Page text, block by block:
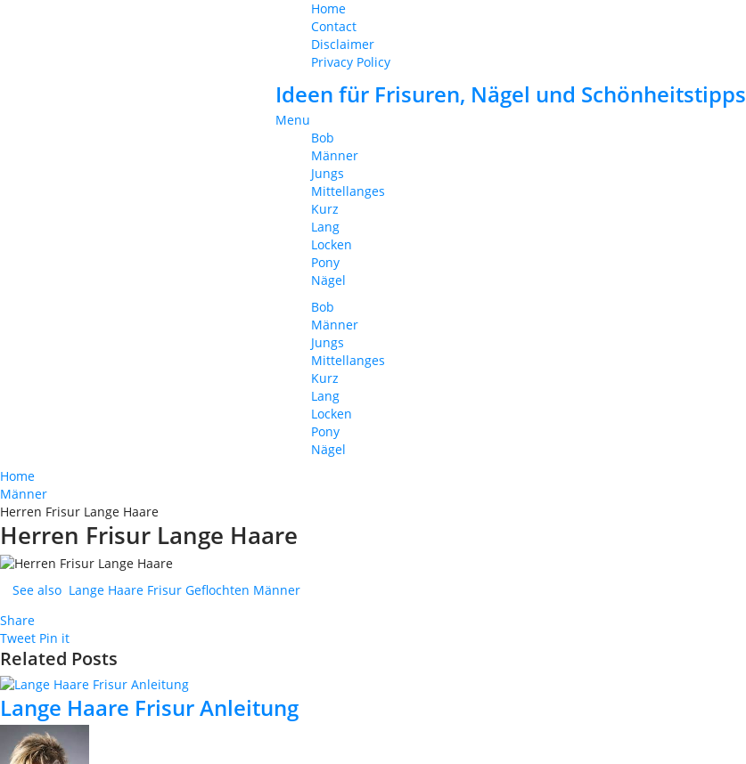
Home
Contact
Disclaimer
Privacy Policy
Ideen für Frisuren, Nägel und Schönheitstipps
Menu
Bob
Männer
Jungs
Mittellanges
Kurz
Lang
Locken
Pony
Nägel
Bob
Männer
Jungs
Mittellanges
Kurz
Lang
Locken
Pony
Nägel
Home
Männer
Herren Frisur Lange Haare
Herren Frisur Lange Haare
See also Lange Haare Frisur Geflochten Männer
Share
Tweet Pin it
Related Posts
Lange Haare Frisur Anleitung